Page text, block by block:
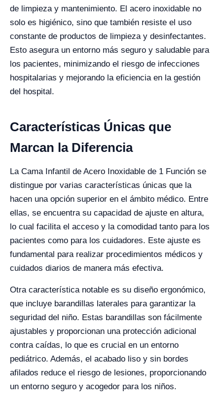
de limpieza y mantenimiento. El acero inoxidable no
solo es higiénico, sino que también resiste el uso
constante de productos de limpieza y desinfectantes.
Esto asegura un entorno más seguro y saludable para
los pacientes, minimizando el riesgo de infecciones
hospitalarias y mejorando la eficiencia en la gestión
del hospital.
Características Únicas que
Marcan la Diferencia
La Cama Infantil de Acero Inoxidable de 1 Función se
distingue por varias características únicas que la
hacen una opción superior en el ámbito médico. Entre
ellas, se encuentra su capacidad de ajuste en altura,
lo cual facilita el acceso y la comodidad tanto para los
pacientes como para los cuidadores. Este ajuste es
fundamental para realizar procedimientos médicos y
cuidados diarios de manera más efectiva.
Otra característica notable es su diseño ergonómico,
que incluye barandillas laterales para garantizar la
seguridad del niño. Estas barandillas son fácilmente
ajustables y proporcionan una protección adicional
contra caídas, lo que es crucial en un entorno
pediátrico. Además, el acabado liso y sin bordes
afilados reduce el riesgo de lesiones, proporcionando
un entorno seguro y acogedor para los niños.